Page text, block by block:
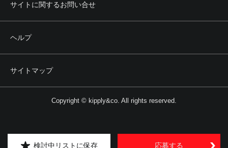
検討中リストに保存 応募する
サイトに関するお問い合せ
ヘルプ
サイトマップ
Copyright © kipply&co. All rights reserved.